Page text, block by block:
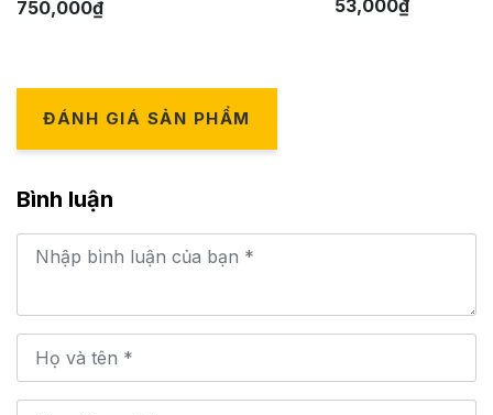
750,000₫ 53,000₫
ĐÁNH GIÁ SẢN PHẨM
Bình luận